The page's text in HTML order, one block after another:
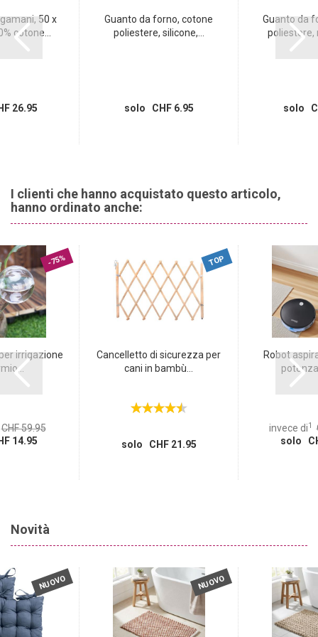
50 x
cotone...
26.95
Guanto da forno, cotone
poliestere, silicone,...
solo CHF 6.95
Guanto da
poliestere,
solo
I clienti che hanno acquistato questo articolo,
hanno ordinato anche:
-75%
irrigazione
CHF 59.95
14.95
TOP
Cancelletto di sicurezza per
cani in bambù...
solo CHF 21.95
Robot
invece di1
solo
Novità
NUOVO NUOVO